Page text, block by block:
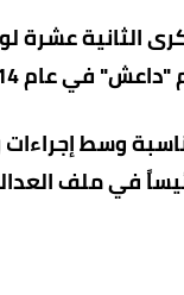
الثانية
في عام 2014.
وسط
في ملف العدالة